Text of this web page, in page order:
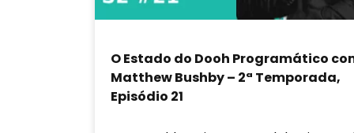
O Estado do Dooh Programático
Matthew Bushby – 2ª Temporada,
Episódio 21